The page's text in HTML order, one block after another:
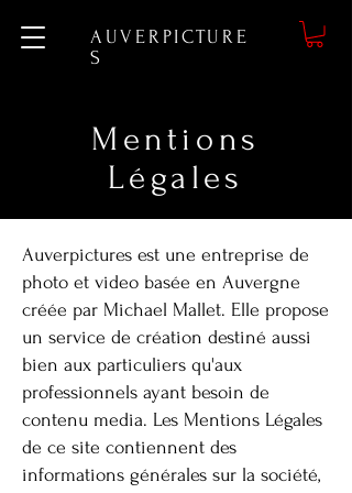
AUVERPICTURE
S
Mentions
Légales
Auverpictures est une entreprise de
photo et video basée en Auvergne
créée par Michael Mallet. Elle propose
un service de création destiné aussi
bien aux particuliers qu'aux
professionnels ayant besoin de
contenu media. Les Mentions Légales
de ce site contiennent des
informations générales sur la société,